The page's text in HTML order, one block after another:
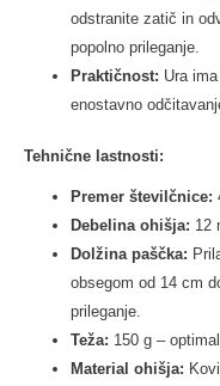
odstranite zatič in
popolno prileganje.
Praktičnost: Ura
enostavno
Tehnične lastnosti:
Premer številčnice:
Debelina ohišja: 12
Dolžina paščka:
obsegom od 14 cm
prileganje.
Teža: 150 g –
Material ohišja: